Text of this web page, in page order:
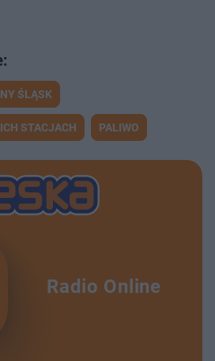
ŚLĄSK
STACJACH PALIWO
Radio Online